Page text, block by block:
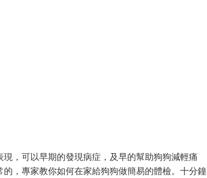
，可以早期的發現病症，及早的幫助狗狗減輕痛
，專家教你如何在家給狗狗做簡易的體檢。十分鐘